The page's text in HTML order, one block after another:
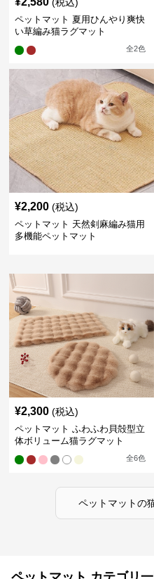
ペットマット 夏用ひんやり爽快
い草編み猫ラグマット
全2色
¥2,200 (税込)
ペットマット 天然剣麻編み猫用
多機能ペットマット
¥2,300 (税込)
ペットマット ふわふわ貝殻型立
体ボリューム猫ラグマット
全6色
ペットマットの